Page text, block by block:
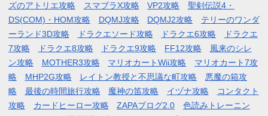
ズのアトリエ攻略
スマブラX攻略 VP2攻略
聖剣伝説4・
DS(COM)・HOM攻略
DQMJ攻略 DQMJ2攻略
テリーのワンダ
ーランド3D攻略
ドラクエソード攻略 ドラクエ6攻略
ドラクエ
7攻略
ドラクエ8攻略 ドラクエ9攻略 FF12攻略
風来のシレ
ン攻略
MOTHER3攻略 マリオカートWii攻略
マリオカート7攻
略
MHP2G攻略 レイトン教授と不思議な町攻略
悪魔の箱攻
略
最後の時間旅行攻略 魔神の笛攻略 イヅナ攻略
コンタクト
攻略
カードヒーロー攻略 ZAPAブログ2.0
色読みトレーニン